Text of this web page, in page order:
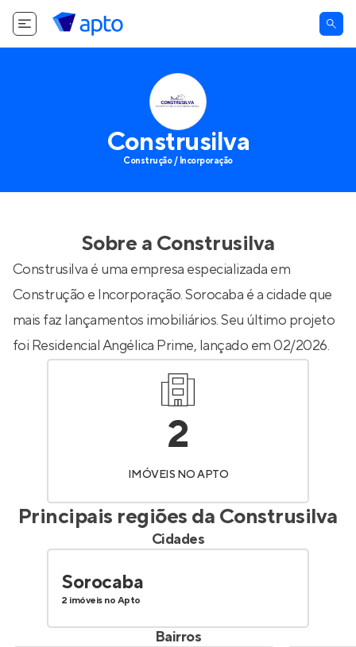
Construsilva
Construção / Incorporação
Sobre a Construsilva
Construsilva é uma empresa especializada em
Construção e Incorporação. Sorocaba é a cidade que
mais faz lançamentos imobiliários. Seu último projeto
foi Residencial Angélica Prime, lançado em 02/2026.
2
IMÓVEIS NO APTO
Principais regiões da Construsilva
Cidades
Sorocaba
2 imóveis no Apto
Bairros